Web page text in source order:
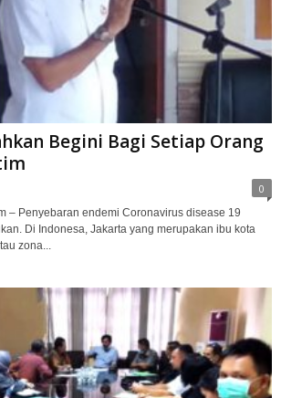
Begini Bagi Setiap Orang
0
– Penyebaran endemi Coronavirus disease 19
Di Indonesa, Jakarta yang merupakan ibu kota
zona...